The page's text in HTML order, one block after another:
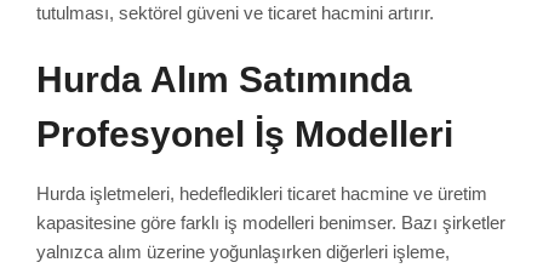
tutulması, sektörel güveni ve ticaret hacmini artırır.
Hurda Alım Satımında
Profesyonel İş Modelleri
Hurda işletmeleri, hedefledikleri ticaret hacmine ve üretim
kapasitesine göre farklı iş modelleri benimser. Bazı şirketler
yalnızca alım üzerine yoğunlaşırken diğerleri işleme,